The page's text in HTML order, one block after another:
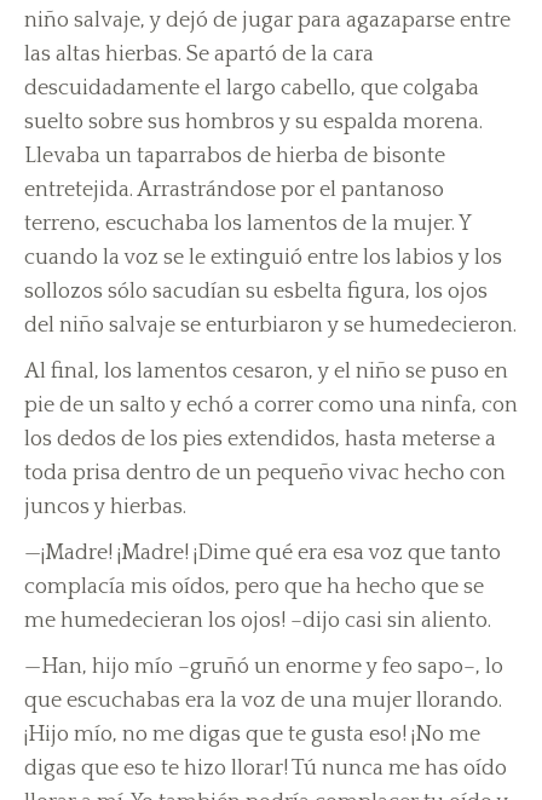
niño salvaje, y dejó de jugar para agazaparse entre
las altas hierbas. Se apartó de la cara
descuidadamente el largo cabello, que colgaba
suelto sobre sus hombros y su espalda morena.
Llevaba un taparrabos de hierba de bisonte
entretejida. Arrastrándose por el pantanoso
terreno, escuchaba los lamentos de la mujer. Y
cuando la voz se le extinguió entre los labios y los
sollozos sólo sacudían su esbelta figura, los ojos
del niño salvaje se enturbiaron y se humedecieron.
Al final, los lamentos cesaron, y el niño se puso en
pie de un salto y echó a correr como una ninfa, con
los dedos de los pies extendidos, hasta meterse a
toda prisa dentro de un pequeño vivac hecho con
juncos y hierbas.
—¡Madre! ¡Madre! ¡Dime qué era esa voz que tanto
complacía mis oídos, pero que ha hecho que se
me humedecieran los ojos! –dijo casi sin aliento.
—Han, hijo mío –gruñó un enorme y feo sapo–, lo
que escuchabas era la voz de una mujer llorando.
¡Hijo mío, no me digas que te gusta eso! ¡No me
digas que eso te hizo llorar! Tú nunca me has oído